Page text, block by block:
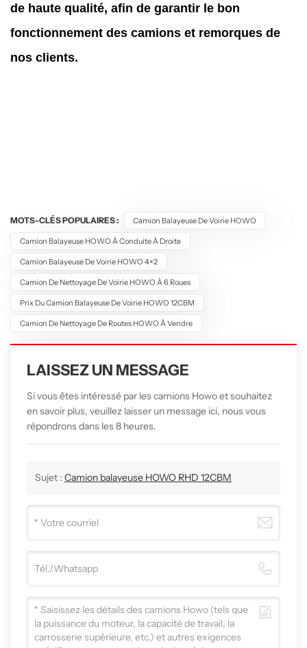
de haute qualité, afin de garantir le bon
fonctionnement des camions et remorques de
nos clients.
MOTS-CLÉS POPULAIRES : Camion Balayeuse De Voirie HOWO
Camion Balayeuse HOWO À Conduite À Droite
Camion Balayeuse De Voirie HOWO 4×2
Camion De Nettoyage De Voirie HOWO À 6 Roues
Prix ​​du Camion Balayeuse De Voirie HOWO 12CBM
Camion De Nettoyage De Routes HOWO À Vendre
LAISSEZ UN MESSAGE
Si vous êtes intéressé par les camions Howo et souhaitez
en savoir plus, veuillez laisser un message ici, nous vous
répondrons dans les 8 heures.
Sujet : Camion balayeuse HOWO RHD 12CBM